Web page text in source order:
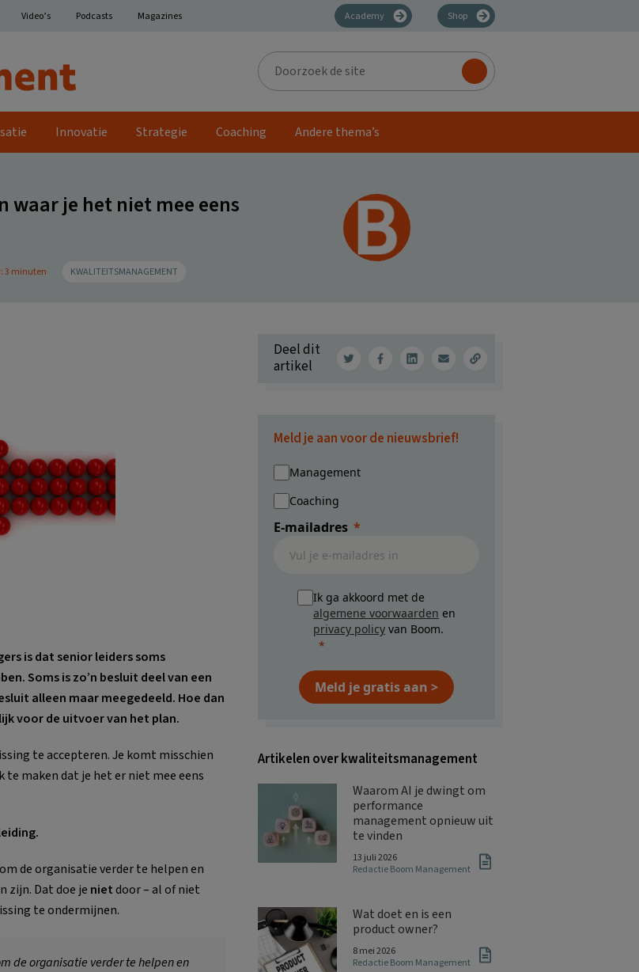
Video’s Podcasts Magazines Academy Shop
Doorzoek
de
site
Innovatie Strategie Coaching Andere thema’s
waar je het niet mee eens
3 minuten KWALITEITSMANAGEMENT
is dat senior leiders soms
Soms is zo’n besluit deel van een
alleen maar meegedeeld. Hoe dan
voor de uitvoer van het plan.
te accepteren. Je komt misschien
te maken dat je het er niet mee eens
de organisatie verder te helpen en
zijn. Dat doe je nietdoor – al of niet
te ondermijnen.
de organisatie verder te helpen en
Deel dit
artikel
Meld je aan voor de nieuwsbrief!
Management
Coaching
E-mailadres
Ik ga akkoord met de
algemene voorwaarden en
privacy policy van Boom.
Meld je gratis aan >
Artikelen over kwaliteitsmanagement
Waarom AI je dwingt om
performance
management opnieuw uit
te vinden
13 juli 2026
Redactie Boom Management
Wat doet en is een
product owner?
8 mei 2026
Redactie Boom Management